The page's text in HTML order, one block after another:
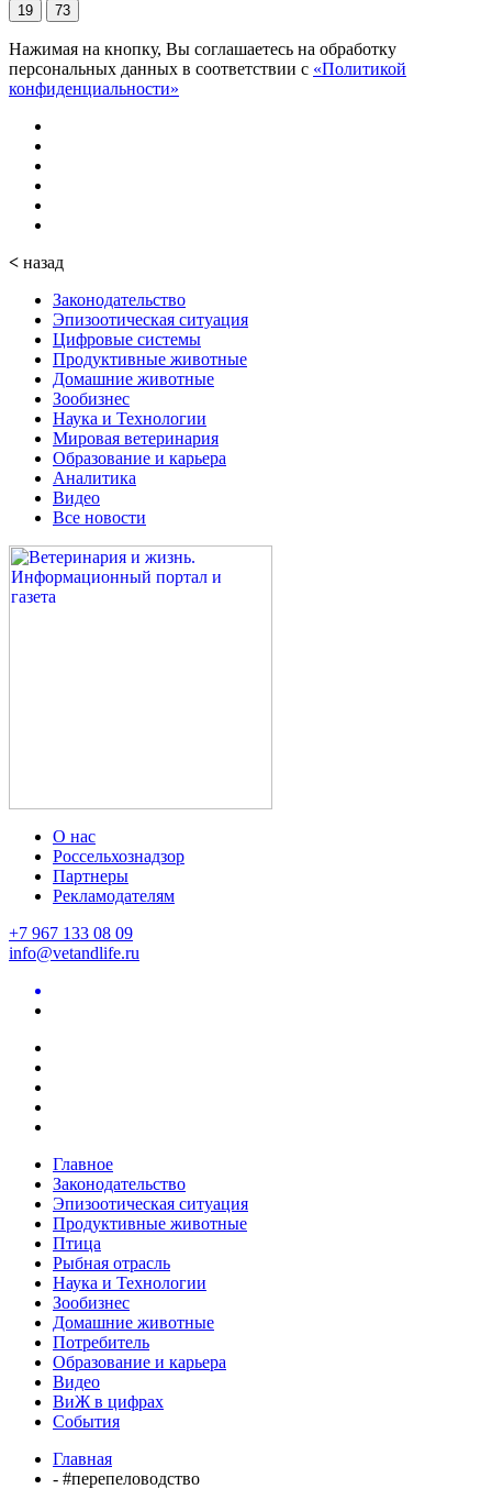
19 73
Нажимая на кнопку, Вы соглашаетесь на обработку
персональных данных в соответствии с «Политикой
конфиденциальности»
< назад
Законодательство
Эпизоотическая ситуация
Цифровые системы
Продуктивные животные
Домашние животные
Зообизнес
Наука и Технологии
Мировая ветеринария
Образование и карьера
Аналитика
Видео
Все новости
О нас
Россельхознадзор
Партнеры
Рекламодателям
+7 967 133 08 09
info@vetandlife.ru
Главное
Законодательство
Эпизоотическая ситуация
Продуктивные животные
Птица
Рыбная отрасль
Наука и Технологии
Зообизнес
Домашние животные
Потребитель
Образование и карьера
Видео
ВиЖ в цифрах
События
Главная
- #перепеловодство